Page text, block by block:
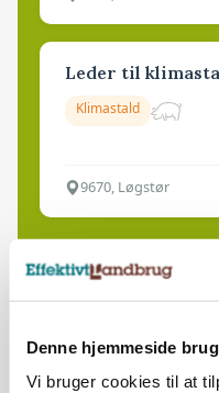
Denne hjemmeside
Vi bruger cookies til at
Leder til
Klimastald
9670, Løgstør